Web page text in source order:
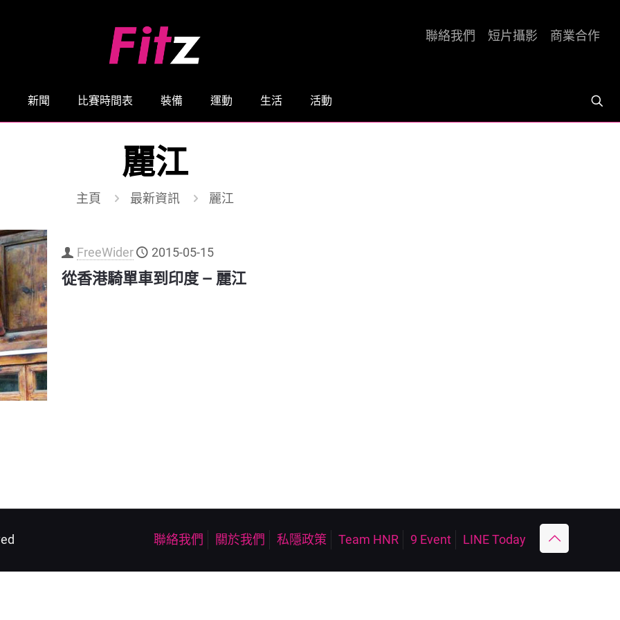
新聞 比賽時間表 裝備 運動 生活 活動
聯絡我們 短片攝影 商業合作
麗江
主頁 最新資訊 麗江
FreeWider 2015-05-15
從香港騎單車到印度 — 麗江
聯絡我們 關於我們 私隱政策 Team HNR 9 Event LINE Today